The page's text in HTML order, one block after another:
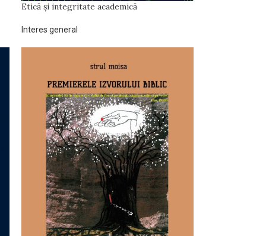
Etică și integritate academică
Interes general